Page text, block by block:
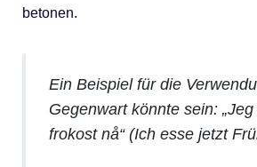
betonen.
Ein Beispiel für die
Gegenwart könnte sein:
frokost nå“ (Ich esse jetzt